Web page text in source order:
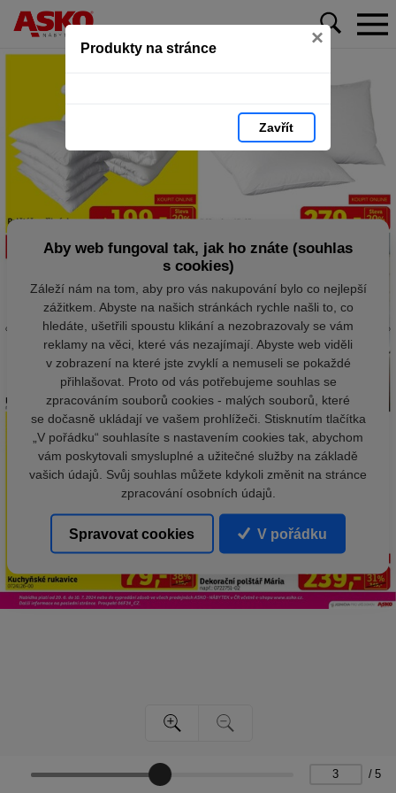
Produkty na stránce ×
Zavřít
/ 5
Aby web fungoval tak, jak ho znáte (souhlas
s cookies)
Záleží nám na tom, aby pro vás nakupování bylo co nejlepší
zážitkem. Abyste na našich stránkách rychle našli to, co
hledáte, ušetřili spoustu klikání a nezobrazovaly se vám
reklamy na věci, které vás nezajímají. Abyste web viděli
v zobrazení na které jste zvyklí a nemuseli se pokaždé
přihlašovat. Proto od vás potřebujeme souhlas se
zpracováním souborů cookies - malých souborů, které
se dočasně ukládají ve vašem prohlížeči. Stisknutím tlačítka
„V pořádku“ souhlasíte s nastavením cookies tak, abychom
vám poskytovali smysluplné a užitečné služby na základě
vašich údajů. Svůj souhlas můžete kdykoli změnit na stránce
zpracování osobních údajů.
Spravovat cookies V pořádku